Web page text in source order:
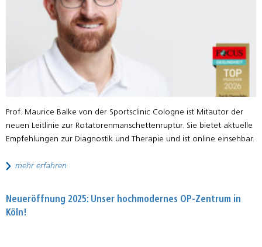
Prof. Maurice Balke von der Sportsclinic Cologne ist Mitautor der
neuen Leitlinie zur Rotatorenmanschetten­ruptur. Sie bietet aktuelle
Empfehlungen zur Diagnostik und Therapie und ist online einsehbar.
mehr erfahren
Neueröffnung 2025: Unser hochmodernes OP-Zentrum in
Köln!